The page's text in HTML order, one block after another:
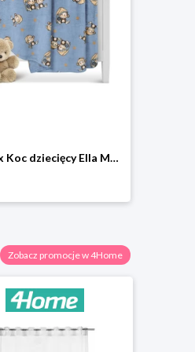
Bellatex Koc dziecięcy Ella Monkey niebieski, 100 x 150 cm
Zobacz promocje w 4Home